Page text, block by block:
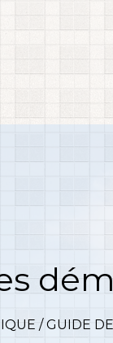
/GUIDE